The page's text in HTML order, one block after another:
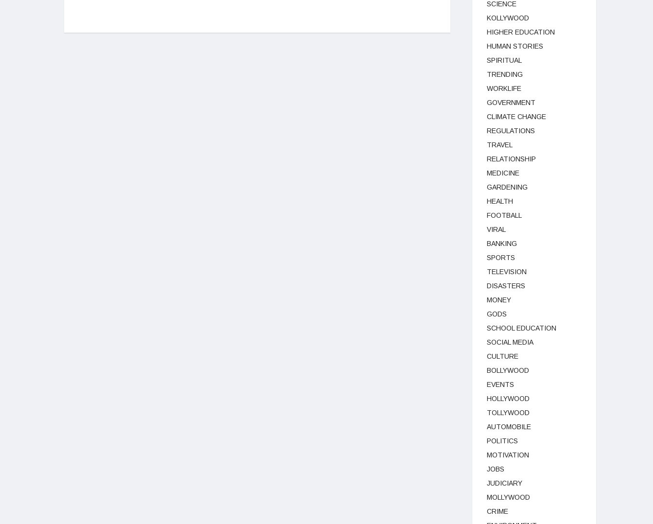
SCIENCE
KOLLYWOOD
HIGHER EDUCATION
HUMAN STORIES
SPIRITUAL
TRENDING
WORKLIFE
GOVERNMENT
CLIMATE CHANGE
REGULATIONS
TRAVEL
RELATIONSHIP
MEDICINE
GARDENING
HEALTH
FOOTBALL
VIRAL
BANKING
SPORTS
TELEVISION
DISASTERS
MONEY
GODS
SCHOOL EDUCATION
SOCIAL MEDIA
CULTURE
BOLLYWOOD
EVENTS
HOLLYWOOD
TOLLYWOOD
AUTOMOBILE
POLITICS
MOTIVATION
JOBS
JUDICIARY
MOLLYWOOD
CRIME